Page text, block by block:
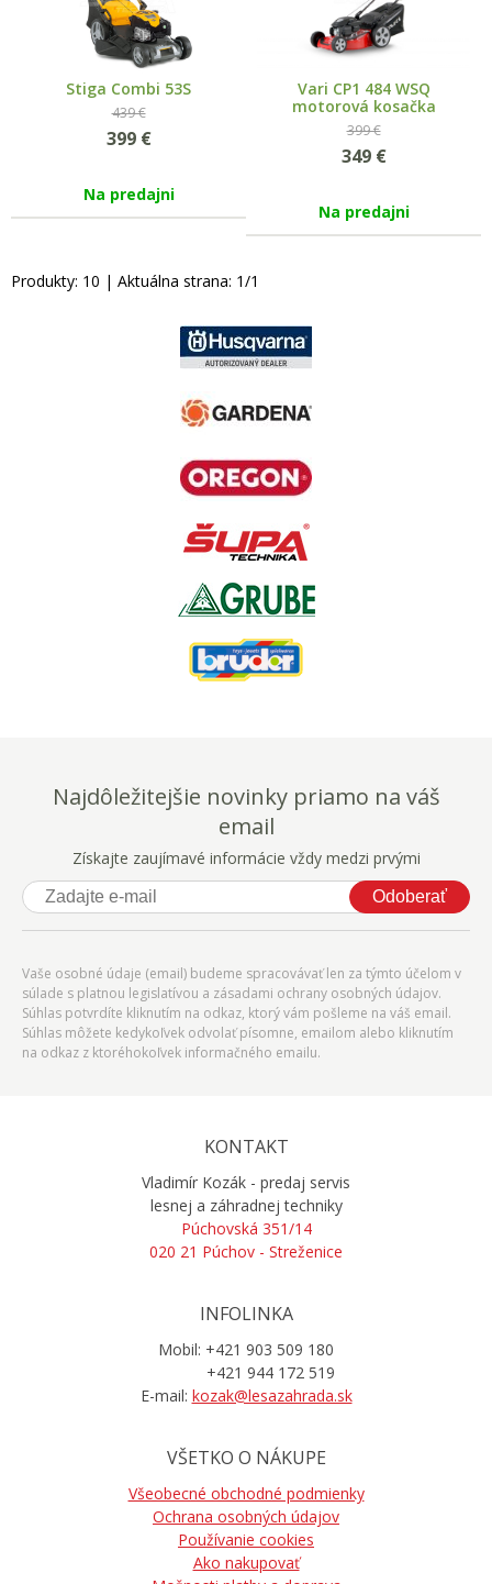
Stiga Combi 53S
439 €
399 €
Na predajni
Vari CP1 484 WSQ
motorová kosačka
399 €
349 €
Na predajni
Produkty: 10 | Aktuálna strana: 1/1
Najdôležitejšie novinky priamo na váš
email
Získajte zaujímavé informácie vždy medzi prvými
Odoberať
Vaše osobné údaje (email) budeme spracovávať len za týmto účelom v
súlade s platnou legislatívou a zásadami ochrany osobných údajov.
Súhlas potvrdíte kliknutím na odkaz, ktorý vám pošleme na váš email.
Súhlas môžete kedykoľvek odvolať písomne, emailom alebo kliknutím
na odkaz z ktoréhokoľvek informačného emailu.
KONTAKT
Vladimír Kozák - predaj servis
lesnej a záhradnej techniky
Púchovská 351/14
020 21 Púchov - Streženice
INFOLINKA
Mobil: +421 903 509 180
+421 944 172 519
E-mail: kozak@lesazahrada.sk
VŠETKO O NÁKUPE
Všeobecné obchodné podmienky
Ochrana osobných údajov
Používanie cookies
Ako nakupovať